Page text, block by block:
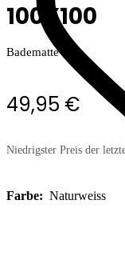
100X100
Badematte
49,95 €
Niedrigster Preis der
Farbe: Naturweiss